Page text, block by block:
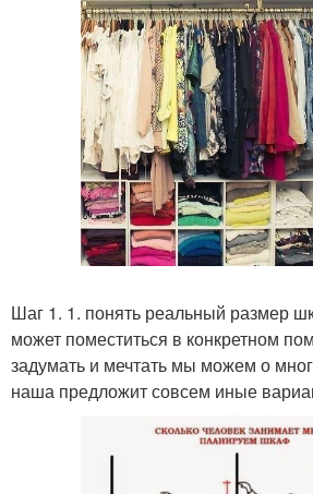
Шаг 1. 1. понять реальный размер
может поместиться в конкретном
задумать и мечтать мы можем о
наша предложит совсем иные